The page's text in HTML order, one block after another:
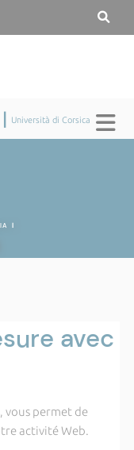
Università di Corsica
|
avec
vous permet de
activité Web.